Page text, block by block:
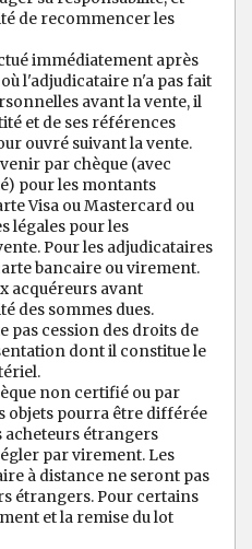
de recommencer les
immédiatement après
l'adjudicataire n'a pas fait
avant la vente, il
et de ses références
ouvré suivant la vente.
par chèque (avec
pour les montants
Visa ou Mastercard ou
légales pour les
Pour les adjudicataires
bancaire ou virement.
acquéreurs avant
des sommes dues.
pas cession des droits de
dont il constitue le
non certifié ou par
objets pourra être différée
acheteurs étrangers
par virement. Les
à distance ne seront pas
étrangers. Pour certains
et la remise du lot